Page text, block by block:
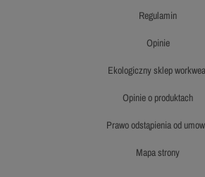
regulamin
opinie
ekologiczny sklep
opinie o produktach
prawo odstąpienia od
mapa strony